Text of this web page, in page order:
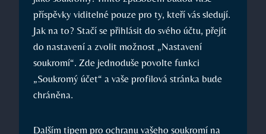
příspěvky viditelné pouze pro ty, kteří vás sledují.
Jak na to? Stačí se přihlásit do svého účtu, přejít
do nastavení a zvolit možnost „Nastavení
soukromí“. Zde jednoduše povolte funkci
„Soukromý účet“ a vaše profilová stránka bude
chráněna.
Dalším tipem pro ochranu vašeho soukromí na